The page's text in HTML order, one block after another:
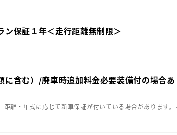
ン保証１年＜走行距離無制限＞
に含む）/廃車時追加料金必要装備付の場合あ
離・年式に応じて新車保証が付いている場合があります。